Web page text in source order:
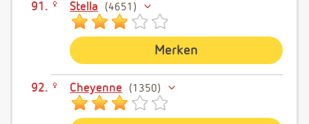
Stella 4651
Merken
Cheyenne 1350